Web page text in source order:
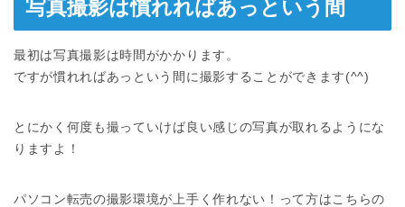
写真撮影は慣れればあっという間
最初は写真撮影は時間がかかります。
ですが慣れればあっという間に撮影することができます(^^)
とにかく何度も撮っていけば良い感じの写真が取れるようにな
りますよ！
パソコン転売の撮影環境が上手く作れない！って方はこちらの